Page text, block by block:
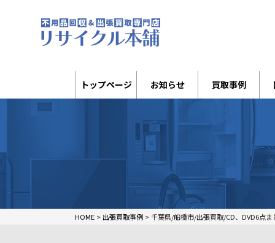
トップページ お知らせ 買取事例
HOME > 出張買取事例 >千葉県/船橋市/出張買取/CD、DVD6点